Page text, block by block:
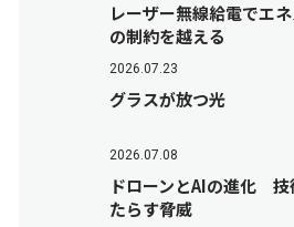
レーザー無線給電でエ
の制約を越える
2026.07.23
グラスが放つ光
2026.07.08
ドローンとAIの進化 技
たらす脅威